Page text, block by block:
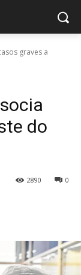
graves a
do
0
2890